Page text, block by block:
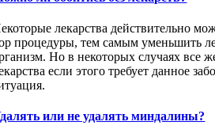
лекарства действительно
процедуры, тем самым уменьшить
Но в некоторых случаях все
если этого требует данное
или не удалять миндалины?